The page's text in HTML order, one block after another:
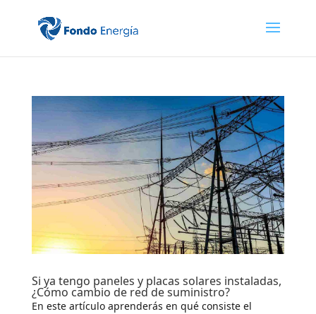
Si ya tengo paneles y placas solares instaladas,
¿Cómo cambio de red de suministro?
En este artículo aprenderás en qué consiste el